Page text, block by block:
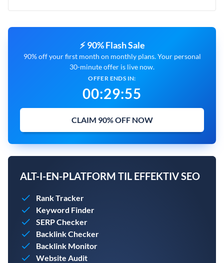
⚡ 90% Flash Sale
90% off your first month on monthly plans. Your personal
30-minute offer is live now.
OFFER ENDS IN:
00:29:55
CLAIM 90% OFF NOW
ALT-I-EN-PLATFORM TIL EFFEKTIV SEO
Rank Tracker
Keyword Finder
SERP Checker
Backlink Checker
Backlink Monitor
Website Audit